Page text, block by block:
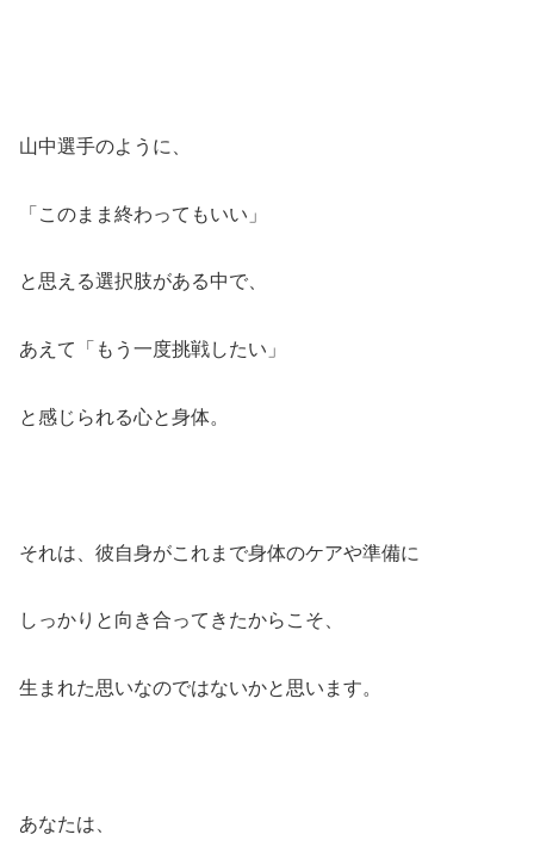
山中選手のように、
「このまま終わってもいい」
と思える選択肢がある中で、
あえて「もう一度挑戦したい」
と感じられる心と身体。
それは、彼自身がこれまで身体のケアや準備に
しっかりと向き合ってきたからこそ、
生まれた思いなのではないかと思います。
あなたは、